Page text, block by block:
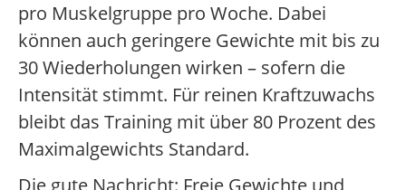
pro Muskelgruppe pro Woche. Dabei
können auch geringere Gewichte mit bis zu
30 Wiederholungen wirken – sofern die
Intensität stimmt. Für reinen Kraftzuwachs
bleibt das Training mit über 80 Prozent des
Maximalgewichts Standard.